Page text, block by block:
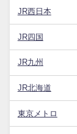
JR西日本
JR四国
JR九州
JR北海道
東京メトロ